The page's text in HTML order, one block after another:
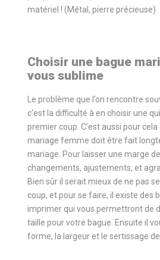
matériel ! (Métal, pierre précieuse)
Choisir une bague
vous sublime
Le problème que l’on rencontre
c’est la difficulté à en choisir une
premier coup. C’est aussi pour
mariage femme doit être fait
mariage. Pour laisser une marge
changements, ajustements, et
Bien sûr il serait mieux de ne pas
coup, et pour se faire, il existe des
imprimer qui vous permettront de
taille pour votre bague. Ensuite il
forme, la largeur et le sertissage